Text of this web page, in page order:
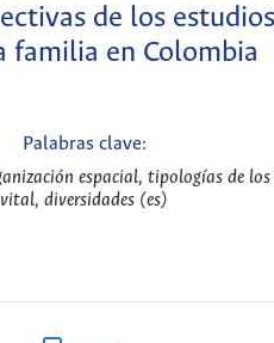
de los
familia en Colombia
Palabras clave:
espacial, tipologías de los
vital, diversidades (es)